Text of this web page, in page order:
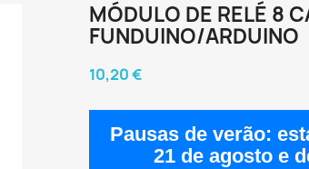
MÓDULO DE RELÉ 8
FUNDUINO/ARDUINO
10,20 €
Pausas de verão:
21 de agostoe